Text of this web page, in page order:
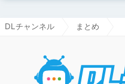
DLチャンネル まとめ